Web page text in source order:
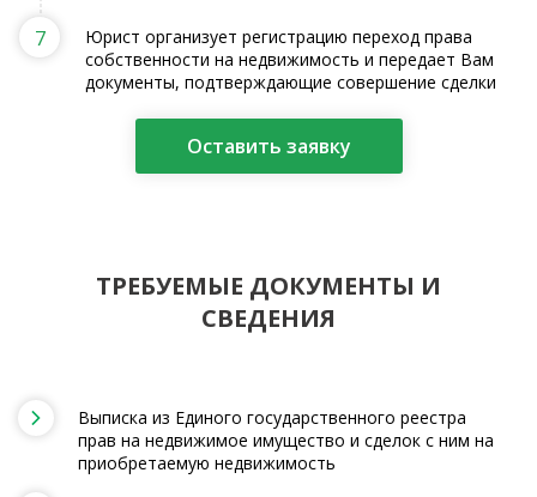
7
Юрист организует регистрацию переход права
собственности на недвижимость и передает Вам
документы, подтверждающие совершение сделки
Оставить заявку
ТРЕБУЕМЫЕ ДОКУМЕНТЫ И
СВЕДЕНИЯ
Выписка из Единого государственного реестра
прав на недвижимое имущество и сделок с ним на
приобретаемую недвижимость